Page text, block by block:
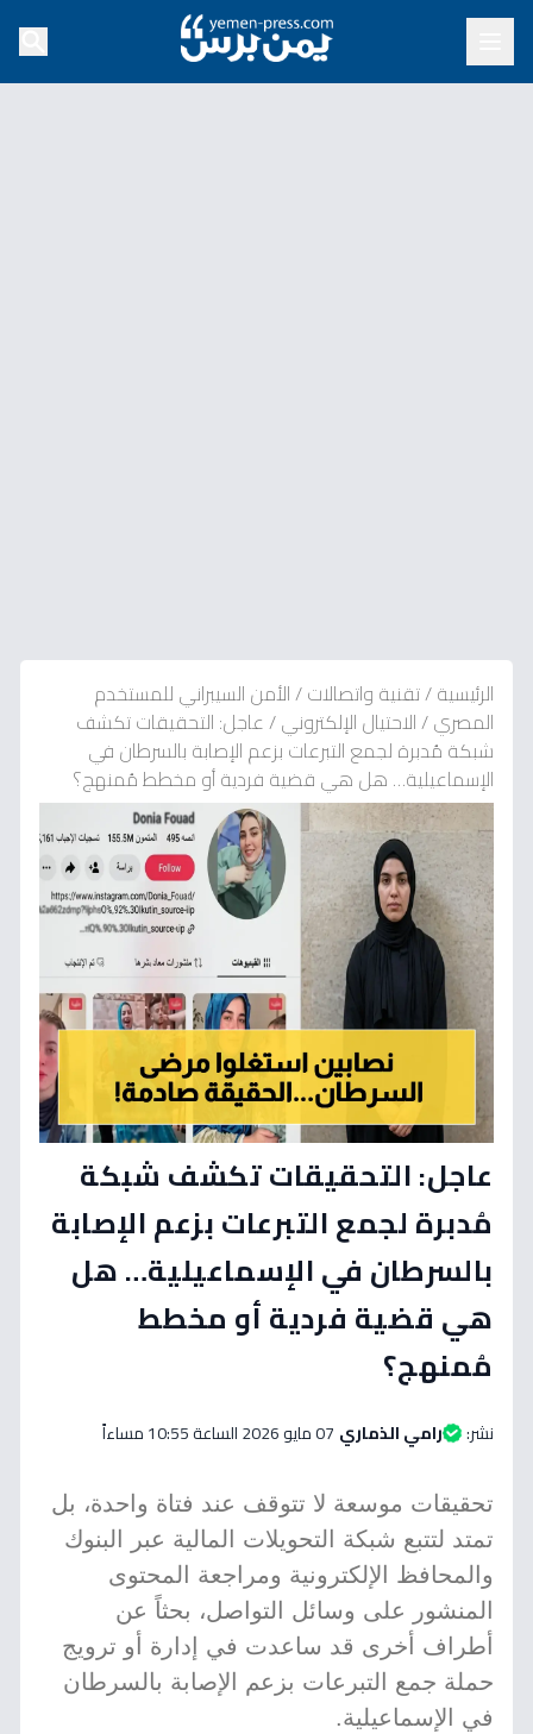
الرئيسية/تقنية واتصالات/الأمن السيبراني للمستخدم
المصري/الاحتيال الإلكتروني/عاجل: التحقيقات تكشف
شبكة مُدبرة لجمع التبرعات بزعم الإصابة بالسرطان في
الإسماعيلية… هل هي قضية فردية أو مخطط مُمنهج؟
عاجل: التحقيقات تكشف شبكة
مُدبرة لجمع التبرعات بزعم الإصابة
بالسرطان في الإسماعيلية… هل
هي قضية فردية أو مخطط
مُمنهج؟
نشر: رامي الذماري 07 مايو 2026 الساعة 10:55 مساءاً
تحقيقات موسعة لا تتوقف عند فتاة واحدة، بل
تمتد لتتبع شبكة التحويلات المالية عبر البنوك
والمحافظ الإلكترونية ومراجعة المحتوى
المنشور على وسائل التواصل، بحثاً عن
أطراف أخرى قد ساعدت في إدارة أو ترويج
حملة جمع التبرعات بزعم الإصابة بالسرطان
في الإسماعيلية.